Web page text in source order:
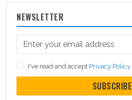
NEWSLETTER
I've read and accept Privacy Policy
SUBSCRIBE